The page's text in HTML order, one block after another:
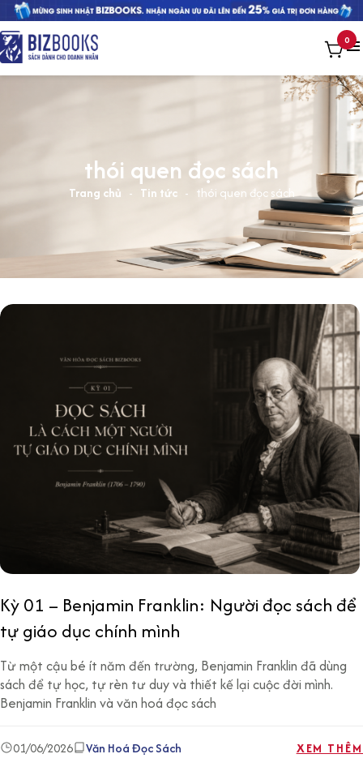
0
thói quen đọc sách
Trang chủ - Tin tức - thói quen đọc sách
Kỳ 01 – Benjamin Franklin: Người đọc sách để
tự giáo dục chính mình
Từ một cậu bé ít năm đến trường, Benjamin Franklin đã dùng
sách để tự học, tự rèn tư duy và thiết kế lại cuộc đời mình.
Benjamin Franklin và văn hoá đọc sách
01/06/2026 Văn Hoá Đọc Sách XEM THÊM